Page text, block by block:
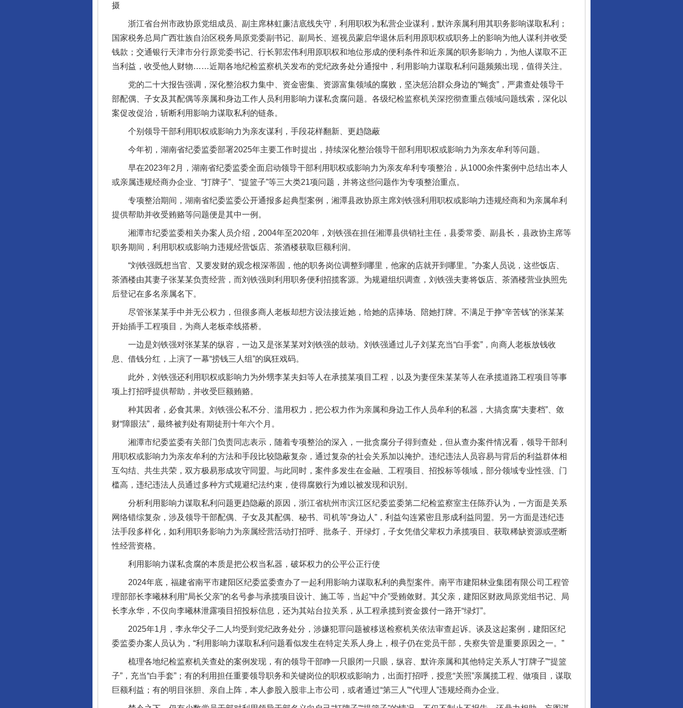
摄
浙江省台州市政协原党组成员、副主席林虹廉洁底线失守，利用职权为私营企业谋利，默许亲属利用其职务影响谋取私利；
国家税务总局广西壮族自治区税务局原党委副书记、副局长、巡视员蒙启华退休后利用原职权或职务上的影响为他人谋利并收受
钱款；交通银行天津市分行原党委书记、行长郭宏伟利用原职权和地位形成的便利条件和近亲属的职务影响力，为他人谋取不正
当利益，收受他人财物……近期各地纪检监察机关发布的党纪政务处分通报中，利用影响力谋取私利问题频频出现，值得关注。
党的二十大报告强调，深化整治权力集中、资金密集、资源富集领域的腐败，坚决惩治群众身边的“蝇贪”，严肃查处领导干
部配偶、子女及其配偶等亲属和身边工作人员利用影响力谋私贪腐问题。各级纪检监察机关深挖彻查重点领域问题线索，深化以
案促改促治，斩断利用影响力谋取私利的链条。
个别领导干部利用职权或影响力为亲友谋利，手段花样翻新、更趋隐蔽
今年初，湖南省纪委监委部署2025年主要工作时提出，持续深化整治领导干部利用职权或影响力为亲友牟利等问题。
早在2023年2月，湖南省纪委监委全面启动领导干部利用职权或影响力为亲友牟利专项整治，从1000余件案例中总结出本人
或亲属违规经商办企业、“打牌子”、“提篮子”等三大类21项问题，并将这些问题作为专项整治重点。
专项整治期间，湖南省纪委监委公开通报多起典型案例，湘潭县政协原主席刘铁强利用职权或影响力违规经商和为亲属牟利
提供帮助并收受贿赂等问题便是其中一例。
湘潭市纪委监委相关办案人员介绍，2004年至2020年，刘铁强在担任湘潭县供销社主任，县委常委、副县长，县政协主席等
职务期间，利用职权或影响力违规经营饭店、茶酒楼获取巨额利润。
“刘铁强既想当官、又要发财的观念根深蒂固，他的职务岗位调整到哪里，他家的店就开到哪里。”办案人员说，这些饭店、
茶酒楼由其妻子张某某负责经营，而刘铁强则利用职务便利招揽客源。为规避组织调查，刘铁强夫妻将饭店、茶酒楼营业执照先
后登记在多名亲属名下。
尽管张某某手中并无公权力，但很多商人老板却想方设法接近她，给她的店捧场、陪她打牌。不满足于挣“辛苦钱”的张某某
开始插手工程项目，为商人老板牵线搭桥。
一边是刘铁强对张某某的纵容，一边又是张某某对刘铁强的鼓动。刘铁强通过儿子刘某充当“白手套”，向商人老板放钱收
息、借钱分红，上演了一幕“捞钱三人组”的疯狂戏码。
此外，刘铁强还利用职权或影响力为外甥李某夫妇等人在承揽某项目工程，以及为妻侄朱某某等人在承揽道路工程项目等事
项上打招呼提供帮助，并收受巨额贿赂。
种其因者，必食其果。刘铁强公私不分、滥用权力，把公权力作为亲属和身边工作人员牟利的私器，大搞贪腐“夫妻档”、敛
财“障眼法”，最终被判处有期徒刑十年六个月。
湘潭市纪委监委有关部门负责同志表示，随着专项整治的深入，一批贪腐分子得到查处，但从查办案件情况看，领导干部利
用职权或影响力为亲友牟利的方法和手段比较隐蔽复杂，通过复杂的社会关系加以掩护。违纪违法人员容易与背后的利益群体相
互勾结、共生共荣，双方极易形成攻守同盟。与此同时，案件多发生在金融、工程项目、招投标等领域，部分领域专业性强、门
槛高，违纪违法人员通过多种方式规避纪法约束，使得腐败行为难以被发现和识别。
分析利用影响力谋取私利问题更趋隐蔽的原因，浙江省杭州市滨江区纪委监委第二纪检监察室主任陈乔认为，一方面是关系
网络错综复杂，涉及领导干部配偶、子女及其配偶、秘书、司机等“身边人”，利益勾连紧密且形成利益同盟。另一方面是违纪违
法手段多样化，如利用职务影响力为亲属经营活动打招呼、批条子、开绿灯，子女凭借父辈权力承揽项目、获取稀缺资源或垄断
性经营资格。
利用影响力谋私贪腐的本质是把公权当私器，破坏权力的公平公正行使
2024年底，福建省南平市建阳区纪委监委查办了一起利用影响力谋取私利的典型案件。南平市建阳林业集团有限公司工程管
理部部长李曦林利用“局长父亲”的名号参与承揽项目设计、施工等，当起“中介”受贿敛财。其父亲，建阳区财政局原党组书记、局
长李永华，不仅向李曦林泄露项目招投标信息，还为其站台拉关系，从工程承揽到资金拨付一路开“绿灯”。
2025年1月，李永华父子二人均受到党纪政务处分，涉嫌犯罪问题被移送检察机关依法审查起诉。谈及这起案例，建阳区纪
委监委办案人员认为，“利用影响力谋取私利问题看似发生在特定关系人身上，根子仍在党员干部，失察失管是重要原因之一。”
梳理各地纪检监察机关查处的案例发现，有的领导干部睁一只眼闭一只眼，纵容、默许亲属和其他特定关系人“打牌子”“提篮
子”，充当“白手套”；有的利用担任重要领导职务和关键岗位的职权或影响力，出面打招呼，授意“关照”亲属揽工程、做项目，谋取
巨额利益；有的明目张胆、亲自上阵，本人参股入股非上市公司，或者通过“第三人”“代理人”违规经商办企业。